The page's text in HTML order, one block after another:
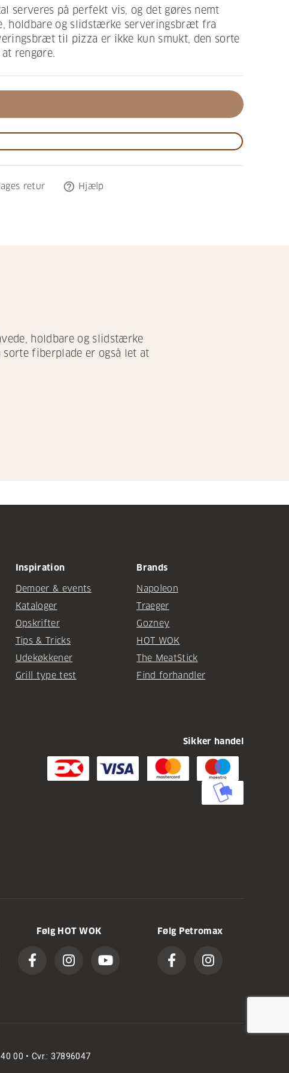
serveres på perfekt vis, og det gøres nemt
holdbare og slidstærke serveringsbræt fra
til pizza er ikke kun smukt, den sorte
rengøre.
retur help_outline Hjælp
holdbare og slidstærke
fiberplade er også let at
Inspiration
Demoer & events
Kataloger
Opskrifter
Tips & Tricks
Udekøkkener
Grill type test
Brands
Napoleon
Traeger
Gozney
HOT WOK
The MeatStick
Find forhandler
Sikker handel
Følg HOT WOK Følg Petromax
00 • Cvr.: 37896047